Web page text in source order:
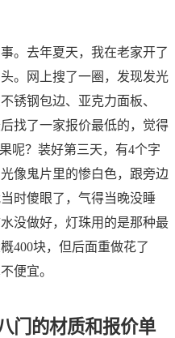
。去年夏天，我在老家开了
。网上搜了一圈，发现发光
锈钢包边、亚克力面板、
找了一家报价最低的，觉得
呢？装好第三天，有4个字
像鬼片里的惨白色，跟旁边
时傻眼了，气得当晚没睡
没做好，灯珠用的是那种最
400块，但后面重做花了
便宜。
门的材质和报价单